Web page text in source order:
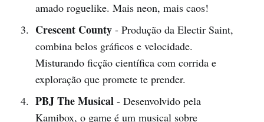
amado roguelike. Mais neon, mais caos!
Crescent County- Produção da Electir Saint,
combina belos gráficos e velocidade.
Misturando ficção científica com corrida e
exploração que promete te prender.
PBJ The Musical- Desenvolvido pela
Kamibox, o game é um musical sobre